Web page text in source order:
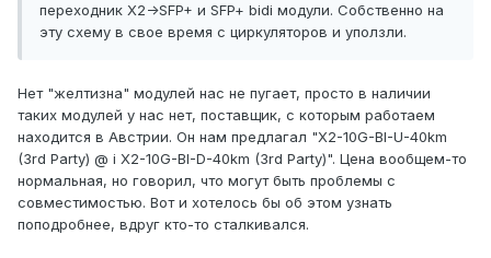
переходник X2->SFP+ и SFP+ bidi модули. Собственно на
эту схему в свое время с циркуляторов и уползли.
Нет "желтизна" модулей нас не пугает, просто в наличии
таких модулей у нас нет, поставщик, с которым работаем
находится в Австрии. Он нам предлагал "X2-10G-BI-U-40km
(3rd Party) @ i X2-10G-BI-D-40km (3rd Party)". Цена вообщем-то
нормальная, но говорил, что могут быть проблемы с
совместимостью. Вот и хотелось бы об этом узнать
поподробнее, вдруг кто-то сталкивался.